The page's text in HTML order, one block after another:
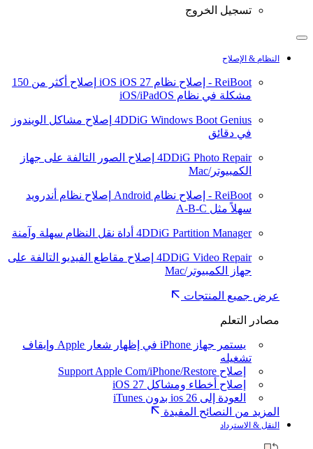
تسجيل الخروج
النظام & الإصلاح
ReiBoot - إصلاح نظام iOS iOS 27
إصلاح أكثر من 150
مشكلة في نظام iOS/iPadOS
4DDiG Windows Boot Genius إصلاح مشاكل الويندوز
في دقائق
4DDiG Photo Repair إصلاح الصور التالفة على جهاز
الكمبيوتر/Mac
ReiBoot - إصلاح نظام Android
إصلاح نظام أندرويد
سهلاً مثل A-B-C
4DDiG Partition Manager أداة نقل النظام سهلة وآمنة
4DDiG Video Repair إصلاح مقاطع الفيديو التالفة على
جهاز الكمبيوتر/Mac
عرض جميع المنتجات
مصادر التعلم
يستمر جهاز iPhone في إظهار شعار Apple وإيقاف
تشغيله
إصلاح Support Apple Com/iPhone/Restore
إصلاح أخطاء ومشاكل iOS 27
العودة إلى ios 26 بدون iTunes
المزيد من النصائح المفيدة
النقل & الاسترداد